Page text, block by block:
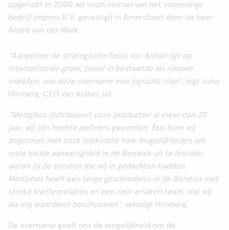
opgericht in 2000 als voortvloeisel van het voormalige
bedrijf Imphos B.V. gevestigd in Amersfoort door de heer
André van der Mark.
“Aangezien de strategische focus van Aidian ligt op
internationale groei, zowel in bestaande als nieuwe
markten, was deze overname een logische stap”, legt Juho
Himberg, CEO van Aidian, uit.
“Mediphos distribueert onze producten al meer dan 20
jaar, wij zijn hechte partners geworden. Dus toen wij
begonnen met onze zoektocht naar mogelijkheden om
onze lokale aanwezigheid in de Benelux uit te breiden
waren zij de eersten die wij in gedachten hadden.
Mediphos heeft een lange geschiedenis in de Benelux met
sterke klantenrelaties en een zeer ervaren team, wat wij
als erg waardevol beschouwen", vervolgt Himberg.
De overname geeft ons de mogelijkheid om de